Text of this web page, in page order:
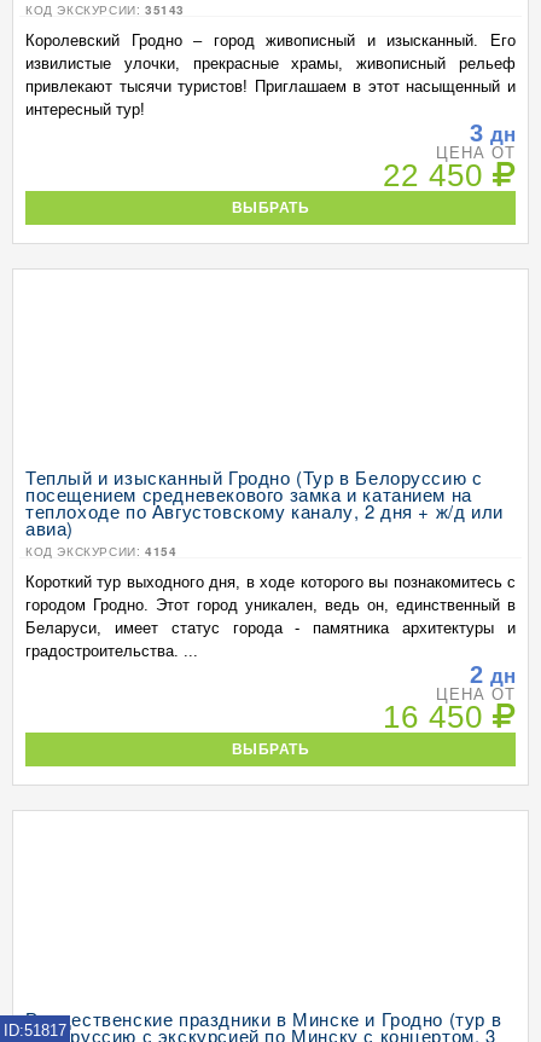
КОД ЭКСКУРСИИ: 35143
Королевский Гродно – город живописный и изысканный. Его
извилистые улочки, прекрасные храмы, живописный рельеф
привлекают тысячи туристов! Приглашаем в этот насыщенный и
интересный тур!
3 дн
ЦЕНА ОТ
22 450
ВЫБРАТЬ
Теплый и изысканный Гродно (Тур в Белоруссию с
посещением средневекового замка и катанием на
теплоходе по Августовскому каналу, 2 дня + ж/д или
авиа)
КОД ЭКСКУРСИИ: 4154
Короткий тур выходного дня, в ходе которого вы познакомитесь с
городом Гродно. Этот город уникален, ведь он, единственный в
Беларуси, имеет статус города - памятника архитектуры и
градостроительства. ...
2 дн
ЦЕНА ОТ
16 450
ВЫБРАТЬ
Рождественские праздники в Минске и Гродно (тур в
Белоруссию с экскурсией по Минску с концертом, 3
ID:51817